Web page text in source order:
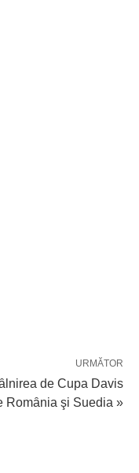
URMĂTOR
de Cupa Davis
Romȃnia şi Suedia »